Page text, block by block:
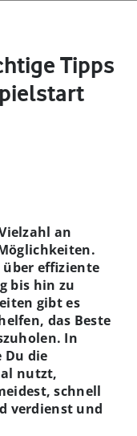
Tipps
an
über effiziente
bis hin zu
gibt es
das Beste
In
Du die
nutzt,
schnell
verdienst und